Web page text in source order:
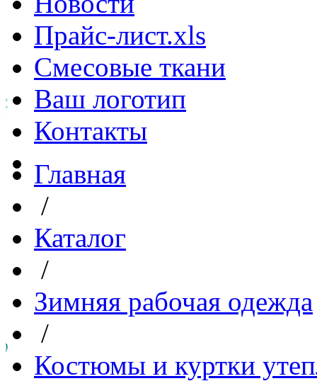
Прайс-лист.xls
Смесовые ткани
Ваш логотип
Контакты
Главная
/
Каталог
/
Зимняя рабочая одежда
/
Костюмы и куртки